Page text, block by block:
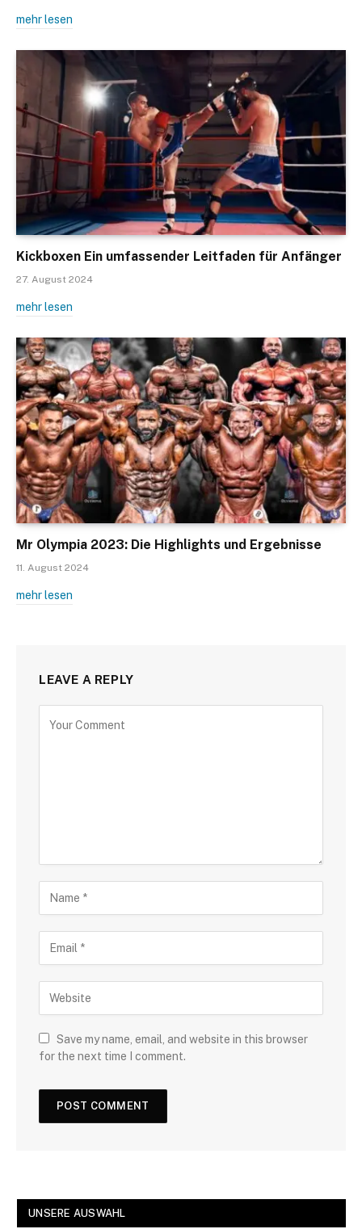
mehr lesen
Kickboxen Ein umfassender Leitfaden für Anfänger
27. August 2024
mehr lesen
Mr Olympia 2023: Die Highlights und Ergebnisse
11. August 2024
mehr lesen
LEAVE A REPLY
Save my name, email, and website in this browser
for the next time I comment.
UNSERE AUSWAHL